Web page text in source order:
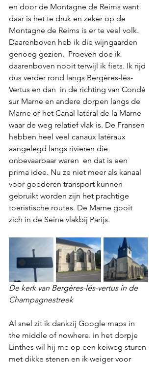
en door de Montagne de Reims want
daar is het te druk en zeker op de
Montagne de Reims is er te veel volk.
Daarenboven heb ik die wijngaarden
genoeg gezien.  Proeven doe ik
daarenboven nooit terwijl ik fiets. Ik rijd
dus verder rond langs Bergères-lés-
Vertus en dan  in de richting van Condé
sur Marne en andere dorpen langs de
Marne of het Canal latéral de la Marne
waar de weg relatief vlak is. De Fransen
hebben heel veel canaux latéraux
aangelegd langs rivieren die
onbevaarbaar waren  en dat is een
prima idee. Nu ze niet meer als kanaal
voor goederen transport kunnen
gebruikt worden zijn het prachtige
toeristische routes. De Marne gooit
zich in de Seine vlakbij Parijs.
De kerk van Bergères-lés-vertus in de
Champagnestreek
Al snel zit ik dankzij Google maps in
the middle of nowhere. in het dorpje
Linthes wil hij me op een keiweg sturen
met dikke stenen en ik weiger voor